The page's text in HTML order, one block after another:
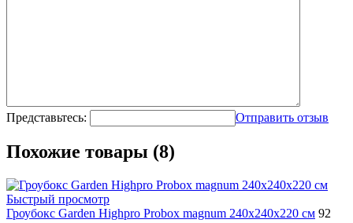
Представьтесь: Отправить отзыв
Похожие товары (8)
Быстрый просмотр
Гроубокс Garden Highpro Probox magnum 240х240х220 см 92